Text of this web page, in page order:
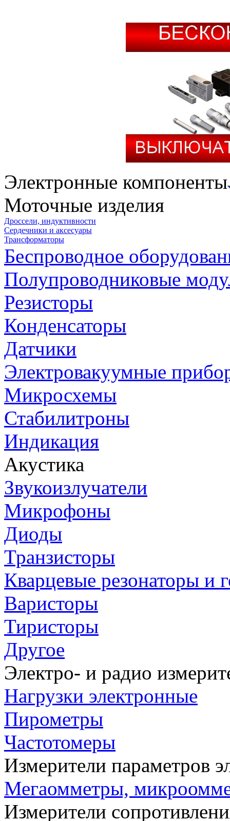
Электронные компоненты
Моточные изделия
Дроссели, индуктивности
Сердечники и аксесуары
Трансформаторы
Беспроводное
Полупроводниковые
Резисторы
Конденсаторы
Датчики
Электровакуумные
Микросхемы
Стабилитроны
Индикация
Акустика
Звукоизлучатели
Микрофоны
Диоды
Транзисторы
Кварцевые резонаторы и
Варисторы
Тиристоры
Другое
Электро- и радио
Нагрузки электронные
Пирометры
Частотомеры
Измерители параметров
Мегаомметры,
Измерители